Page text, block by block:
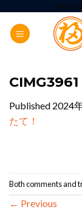
content
ADD
CIMG3961
Published 2024
たて！
Both comments and
← Previous